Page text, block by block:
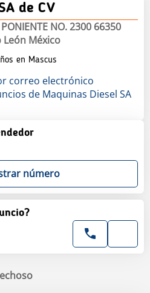
de CV
NO. 2300 66350
León México
en Mascus
correo electrónico
de Maquinas Diesel SA
número